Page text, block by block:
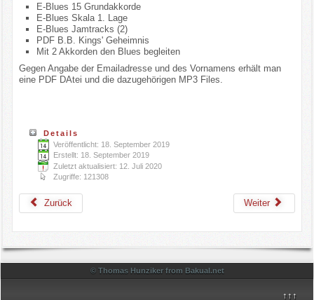
E-Blues 15 Grundakkorde
E-Blues Skala 1. Lage
E-Blues Jamtracks (2)
PDF B.B. Kings' Geheimnis
Mit 2 Akkorden den Blues begleiten
Gegen Angabe der Emailadresse und des Vornamens erhält man
eine PDF DAtei und die dazugehörigen MP3 Files.
Details
Veröffentlicht: 18. September 2019
Erstellt: 18. September 2019
Zuletzt aktualisiert: 12. Juli 2020
Zugriffe: 121308
Zurück Weiter
© Thomas Hunziker from Bakual.net
↑↑↑